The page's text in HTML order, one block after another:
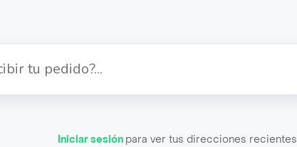
Iniciar sesión para ver tus direcciones recientes